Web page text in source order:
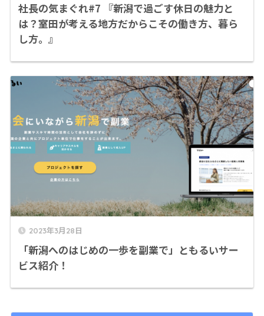
社長の気まぐれ#7 『新潟で過ごす休日の魅力と
は？室田が考える地方だからこその働き方、暮ら
し方。』
2023年3月28日
「新潟へのはじめの一歩を副業で」ともるいサー
ビス紹介！